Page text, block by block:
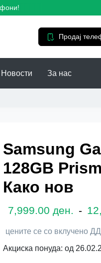
Продај
Новости За нас
Samsung
128GB
Како нов
7,999.00 ден. -
цените се со вклучено
Акциска понуда: од